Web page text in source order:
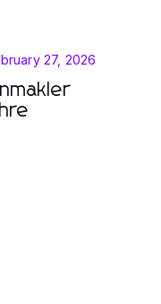
27, 2026